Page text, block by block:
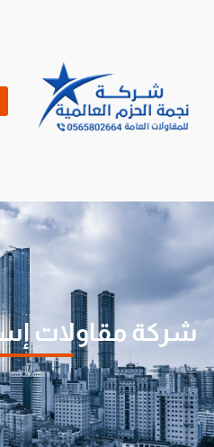
شركة مقاولات